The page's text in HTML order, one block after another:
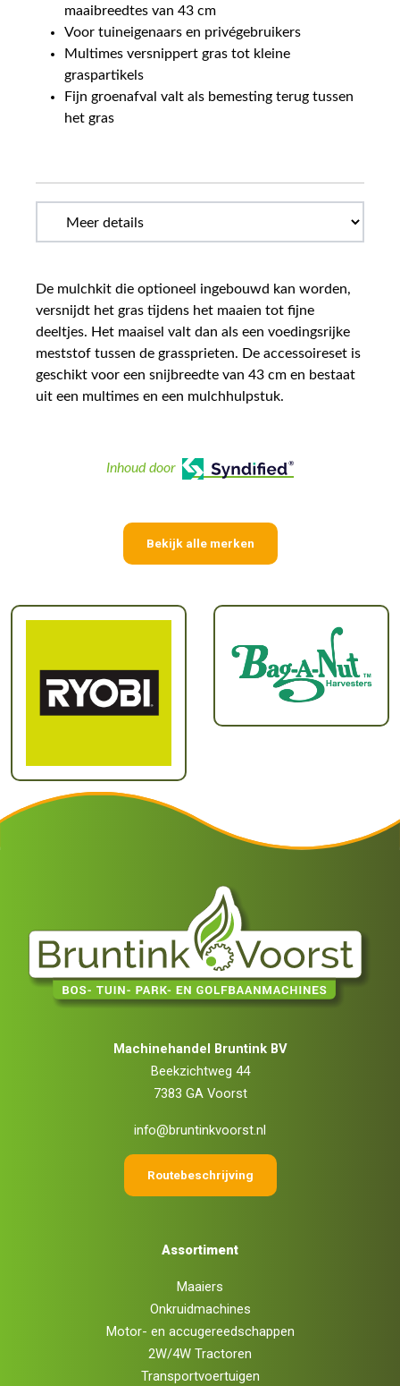
maaibreedtes van 43 cm
Voor tuineigenaars en privégebruikers
Multimes versnippert gras tot kleine
graspartikels
Fijn groenafval valt als bemesting terug tussen
het gras
De mulchkit die optioneel ingebouwd kan worden,
versnijdt het gras tijdens het maaien tot fijne
deeltjes. Het maaisel valt dan als een voedingsrijke
meststof tussen de grassprieten. De accessoireset is
geschikt voor een snijbreedte van 43 cm en bestaat
uit een multimes en een mulchhulpstuk.
Inhoud door
Bekijk alle merken
Machinehandel Bruntink BV
Beekzichtweg 44
7383 GA Voorst
info@bruntinkvoorst.nl
Routebeschrijving
Assortiment
Maaiers
Onkruidmachines
Motor- en accugereedschappen
2W/4W Tractoren
Transportvoertuigen